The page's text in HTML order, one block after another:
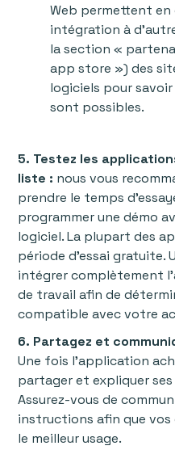
Web permettent en
intégration à
la section «
app store ») des
logiciels pour
sont possibles.
5. Testez les
liste : nous vous
prendre le temps
programmer une démo
logiciel. La plupart des
période d'essai gratuite.
intégrer complètement
de travail afin de
compatible avec votre
6. Partagez et
Une fois l’application
partager et expliquer
Assurez-vous de
instructions afin que
le meilleur usage.